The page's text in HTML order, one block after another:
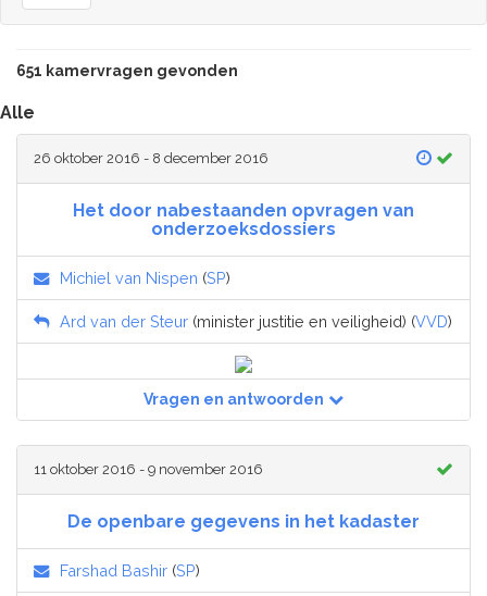
651 kamervragen gevonden
Alle
26 oktober 2016 - 8 december 2016
Het door nabestaanden opvragen van
onderzoeksdossiers
Michiel van Nispen (SP)
Ard van der Steur (minister justitie en veiligheid) (VVD)
Vragen en antwoorden
11 oktober 2016 - 9 november 2016
De openbare gegevens in het kadaster
Farshad Bashir (SP)